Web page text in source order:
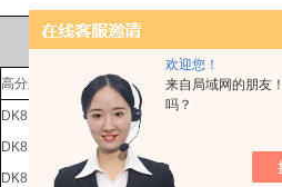
欢迎您！
来自局域网的朋友
吗？
高分辨率型
DK812SAR
DK812SALR
DK812SAFR
DK812SBR
DK812SBFR